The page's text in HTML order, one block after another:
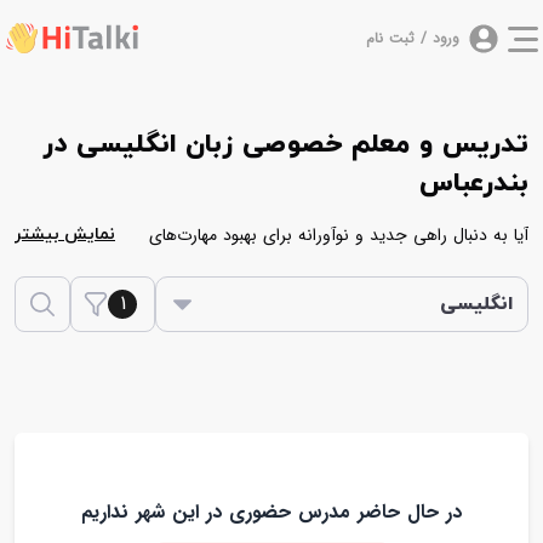
ورود / ثبت نام
تدریس و معلم خصوصی زبان انگلیسی در
بندرعباس
آیا به دنبال راهی جدید و نوآورانه برای بهبود مهارت‌های
یادگیری زبان بپردازید؟ هایتاکی، یک محیط تازه و متفاوت
برای یادگیری زبان انگلیسی است که شما را به دنیایی جذاب
جذاب، به شما کمک می‌کنند تا به تسلط در مهارت‌های
نمایش بیشتر
انگلیسی 1
در حال حاضر مدرس حضوری در این شهر نداریم